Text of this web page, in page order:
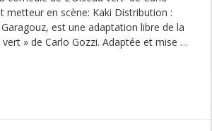
metteur en scène: Kaki Distribution :
est une adaptation libre de la
vert » de Carlo Gozzi. Adaptée et mise …